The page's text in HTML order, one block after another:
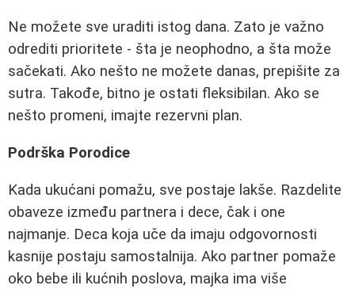
Ne možete sve uraditi istog dana. Zato je važno
odrediti prioritete - šta je neophodno, a šta može
sačekati. Ako nešto ne možete danas, prepišite za
sutra. Takođe, bitno je ostati fleksibilan. Ako se
nešto promeni, imajte rezervni plan.
Podrška Porodice
Kada ukućani pomažu, sve postaje lakše. Razdelite
obaveze između partnera i dece, čak i one
najmanje. Deca koja uče da imaju odgovornosti
kasnije postaju samostalnija. Ako partner pomaže
oko bebe ili kućnih poslova, majka ima više